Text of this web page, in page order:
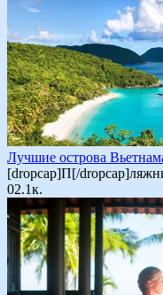
Лучшие острова
[dropcap]П[/
02.1к.